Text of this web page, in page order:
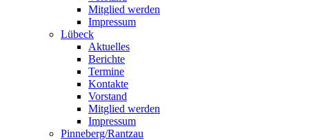
Mitglied werden
Impressum
Lübeck
Aktuelles
Berichte
Termine
Kontakte
Vorstand
Mitglied werden
Impressum
Pinneberg/Rantzau